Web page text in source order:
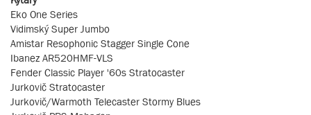
Eko One Series
Vidimský Super Jumbo
Amistar Resophonic Stagger Single Cone
Ibanez AR520HMF-VLS
Fender Classic Player '60s Stratocaster
Jurkovič Stratocaster
Jurkovič/Warmoth Telecaster Stormy Blues